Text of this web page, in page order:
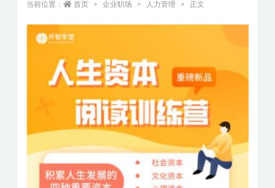
当前位置： 首页 企业职场 人力管理 正文